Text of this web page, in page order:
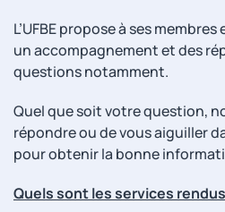
L’UFBE propose à ses
un accompagnement et des
questions notamment.
Quel que soit votre question,
répondre ou de vous aiguiller
pour obtenir la bonne
Quels sont les services rendus